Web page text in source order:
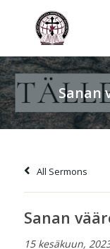
Sanan
All Sermons
Sanan
15 kesäkuun,